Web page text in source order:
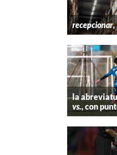
recepcionar,
la
vs., con